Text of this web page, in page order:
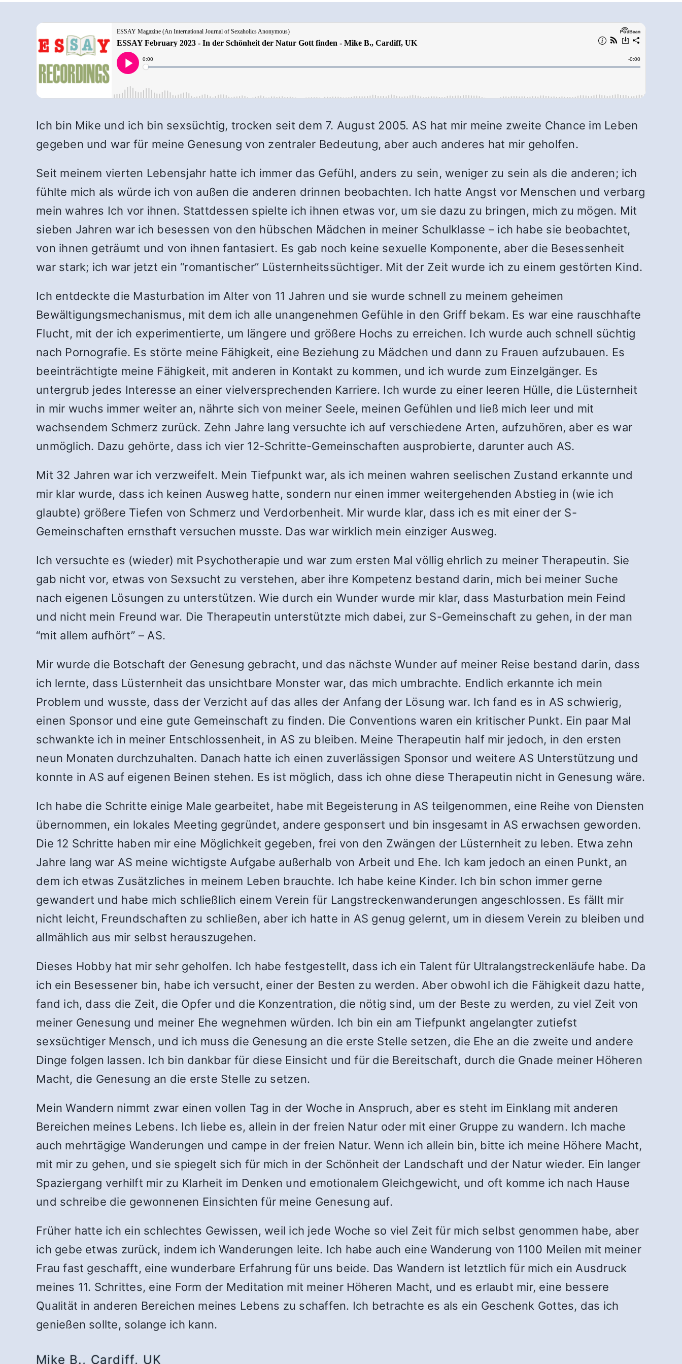
Ich bin Mike und ich bin sexsüchtig, trocken seit dem 7. August 2005. AS hat mir meine zweite Chance im Leben
gegeben und war für meine Genesung von zentraler Bedeutung, aber auch anderes hat mir geholfen.
Seit meinem vierten Lebensjahr hatte ich immer das Gefühl, anders zu sein, weniger zu sein als die anderen; ich
fühlte mich als würde ich von außen die anderen drinnen beobachten. Ich hatte Angst vor Menschen und verbarg
mein wahres Ich vor ihnen. Stattdessen spielte ich ihnen etwas vor, um sie dazu zu bringen, mich zu mögen. Mit
sieben Jahren war ich besessen von den hübschen Mädchen in meiner Schulklasse – ich habe sie beobachtet,
von ihnen geträumt und von ihnen fantasiert. Es gab noch keine sexuelle Komponente, aber die Besessenheit
war stark; ich war jetzt ein “romantischer” Lüsternheitssüchtiger. Mit der Zeit wurde ich zu einem gestörten Kind.
Ich entdeckte die Masturbation im Alter von 11 Jahren und sie wurde schnell zu meinem geheimen
Bewältigungsmechanismus, mit dem ich alle unangenehmen Gefühle in den Griff bekam. Es war eine rauschhafte
Flucht, mit der ich experimentierte, um längere und größere Hochs zu erreichen. Ich wurde auch schnell süchtig
nach Pornografie. Es störte meine Fähigkeit, eine Beziehung zu Mädchen und dann zu Frauen aufzubauen. Es
beeinträchtigte meine Fähigkeit, mit anderen in Kontakt zu kommen, und ich wurde zum Einzelgänger. Es
untergrub jedes Interesse an einer vielversprechenden Karriere. Ich wurde zu einer leeren Hülle, die Lüsternheit
in mir wuchs immer weiter an, nährte sich von meiner Seele, meinen Gefühlen und ließ mich leer und mit
wachsendem Schmerz zurück. Zehn Jahre lang versuchte ich auf verschiedene Arten, aufzuhören, aber es war
unmöglich. Dazu gehörte, dass ich vier 12-Schritte-Gemeinschaften ausprobierte, darunter auch AS.
Mit 32 Jahren war ich verzweifelt. Mein Tiefpunkt war, als ich meinen wahren seelischen Zustand erkannte und
mir klar wurde, dass ich keinen Ausweg hatte, sondern nur einen immer weitergehenden Abstieg in (wie ich
glaubte) größere Tiefen von Schmerz und Verdorbenheit. Mir wurde klar, dass ich es mit einer der S-
Gemeinschaften ernsthaft versuchen musste. Das war wirklich mein einziger Ausweg.
Ich versuchte es (wieder) mit Psychotherapie und war zum ersten Mal völlig ehrlich zu meiner Therapeutin. Sie
gab nicht vor, etwas von Sexsucht zu verstehen, aber ihre Kompetenz bestand darin, mich bei meiner Suche
nach eigenen Lösungen zu unterstützen. Wie durch ein Wunder wurde mir klar, dass Masturbation mein Feind
und nicht mein Freund war. Die Therapeutin unterstützte mich dabei, zur S-Gemeinschaft zu gehen, in der man
“mit allem aufhört” – AS.
Mir wurde die Botschaft der Genesung gebracht, und das nächste Wunder auf meiner Reise bestand darin, dass
ich lernte, dass Lüsternheit das unsichtbare Monster war, das mich umbrachte. Endlich erkannte ich mein
Problem und wusste, dass der Verzicht auf das alles der Anfang der Lösung war. Ich fand es in AS schwierig,
einen Sponsor und eine gute Gemeinschaft zu finden. Die Conventions waren ein kritischer Punkt. Ein paar Mal
schwankte ich in meiner Entschlossenheit, in AS zu bleiben. Meine Therapeutin half mir jedoch, in den ersten
neun Monaten durchzuhalten. Danach hatte ich einen zuverlässigen Sponsor und weitere AS Unterstützung und
konnte in AS auf eigenen Beinen stehen. Es ist möglich, dass ich ohne diese Therapeutin nicht in Genesung wäre.
Ich habe die Schritte einige Male gearbeitet, habe mit Begeisterung in AS teilgenommen, eine Reihe von Diensten
übernommen, ein lokales Meeting gegründet, andere gesponsert und bin insgesamt in AS erwachsen geworden.
Die 12 Schritte haben mir eine Möglichkeit gegeben, frei von den Zwängen der Lüsternheit zu leben. Etwa zehn
Jahre lang war AS meine wichtigste Aufgabe außerhalb von Arbeit und Ehe. Ich kam jedoch an einen Punkt, an
dem ich etwas Zusätzliches in meinem Leben brauchte. Ich habe keine Kinder. Ich bin schon immer gerne
gewandert und habe mich schließlich einem Verein für Langstreckenwanderungen angeschlossen. Es fällt mir
nicht leicht, Freundschaften zu schließen, aber ich hatte in AS genug gelernt, um in diesem Verein zu bleiben und
allmählich aus mir selbst herauszugehen.
Dieses Hobby hat mir sehr geholfen. Ich habe festgestellt, dass ich ein Talent für Ultralangstreckenläufe habe. Da
ich ein Besessener bin, habe ich versucht, einer der Besten zu werden. Aber obwohl ich die Fähigkeit dazu hatte,
fand ich, dass die Zeit, die Opfer und die Konzentration, die nötig sind, um der Beste zu werden, zu viel Zeit von
meiner Genesung und meiner Ehe wegnehmen würden. Ich bin ein am Tiefpunkt angelangter zutiefst
sexsüchtiger Mensch, und ich muss die Genesung an die erste Stelle setzen, die Ehe an die zweite und andere
Dinge folgen lassen. Ich bin dankbar für diese Einsicht und für die Bereitschaft, durch die Gnade meiner Höheren
Macht, die Genesung an die erste Stelle zu setzen.
Mein Wandern nimmt zwar einen vollen Tag in der Woche in Anspruch, aber es steht im Einklang mit anderen
Bereichen meines Lebens. Ich liebe es, allein in der freien Natur oder mit einer Gruppe zu wandern. Ich mache
auch mehrtägige Wanderungen und campe in der freien Natur. Wenn ich allein bin, bitte ich meine Höhere Macht,
mit mir zu gehen, und sie spiegelt sich für mich in der Schönheit der Landschaft und der Natur wieder. Ein langer
Spaziergang verhilft mir zu Klarheit im Denken und emotionalem Gleichgewicht, und oft komme ich nach Hause
und schreibe die gewonnenen Einsichten für meine Genesung auf.
Früher hatte ich ein schlechtes Gewissen, weil ich jede Woche so viel Zeit für mich selbst genommen habe, aber
ich gebe etwas zurück, indem ich Wanderungen leite. Ich habe auch eine Wanderung von 1100 Meilen mit meiner
Frau fast geschafft, eine wunderbare Erfahrung für uns beide. Das Wandern ist letztlich für mich ein Ausdruck
meines 11. Schrittes, eine Form der Meditation mit meiner Höheren Macht, und es erlaubt mir, eine bessere
Qualität in anderen Bereichen meines Lebens zu schaffen. Ich betrachte es als ein Geschenk Gottes, das ich
genießen sollte, solange ich kann.
Mike B., Cardiff, UK